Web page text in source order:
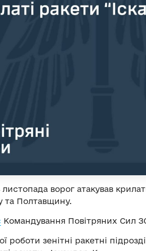
листопада ворог атакував
та Полтавщину.
Командування Повітряних Сил
роботи зенітні ракетні